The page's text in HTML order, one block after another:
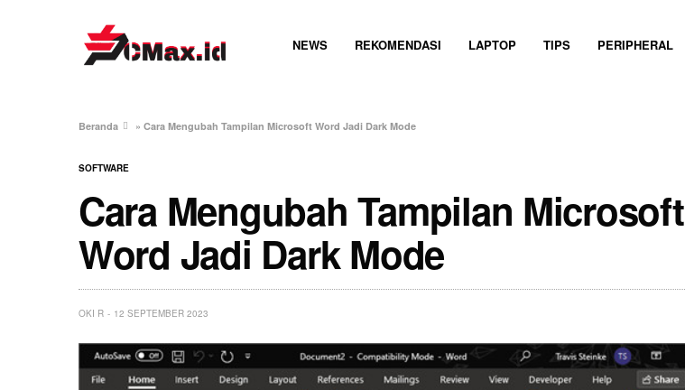
NEWS REKOMENDASI LAPTOP TIPS PERIPHERAL
Beranda »Cara Mengubah Tampilan Microsoft Word Jadi Dark Mode
SOFTWARE
Cara Mengubah Tampilan Microsoft
Word Jadi Dark Mode
OKI R 12 SEPTEMBER 2023